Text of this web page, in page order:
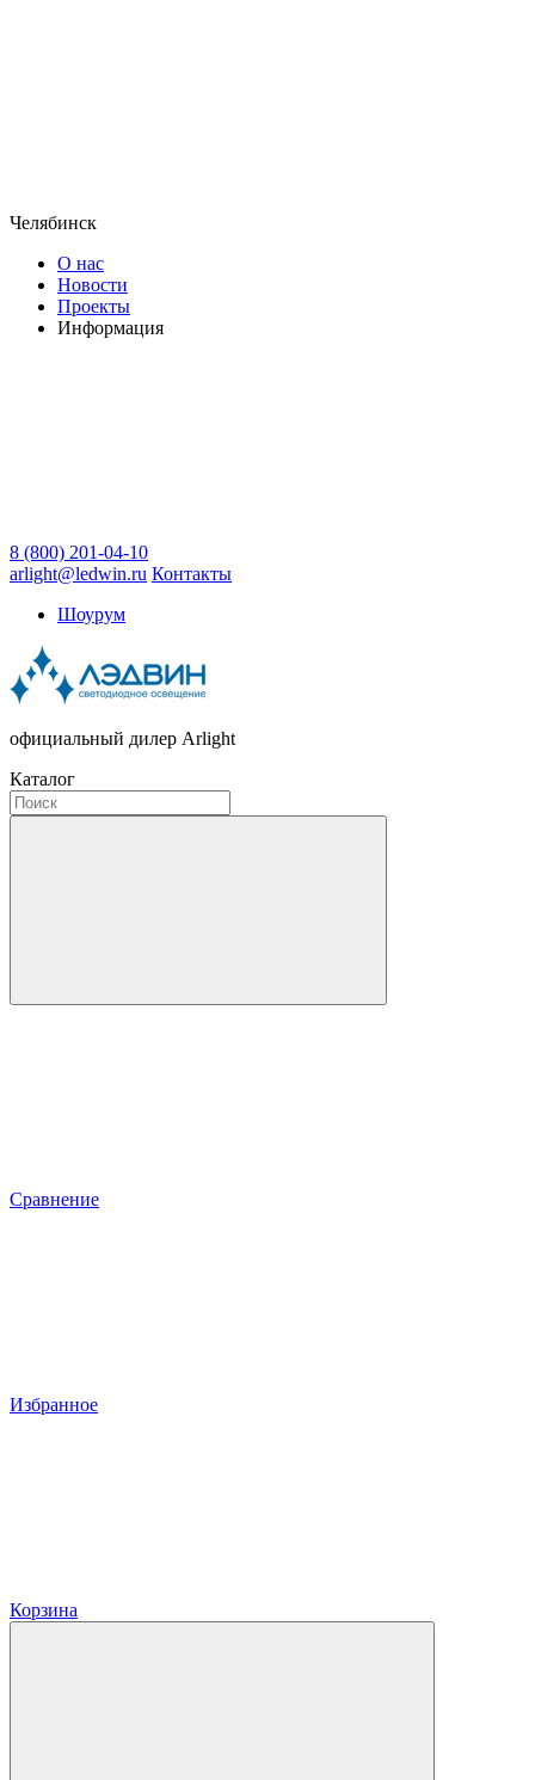
Челябинск
О нас
Новости
Проекты
Информация
8 (800) 201-04-10
arlight@ledwin.ru Контакты
Шоурум
официальный дилер Arlight
Каталог
Сравнение
Избранное
Корзина